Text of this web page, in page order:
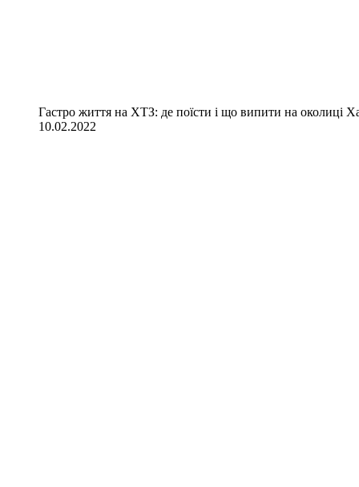
Гастро життя на ХТЗ: де поїсти і що випити на околиці
10.02.2022